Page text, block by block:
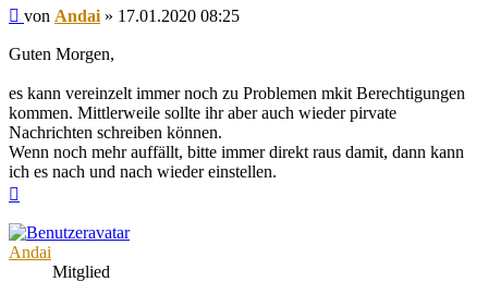
Beitrag
von Andai » 17.01.2020 08:25
Guten Morgen,
es kann vereinzelt immer noch zu Problemen mkit Berechtigungen
kommen. Mittlerweile sollte ihr aber auch wieder pirvate
Nachrichten schreiben können.
Wenn noch mehr auffällt, bitte immer direkt raus damit, dann kann
ich es nach und nach wieder einstellen.
Andai
Mitglied